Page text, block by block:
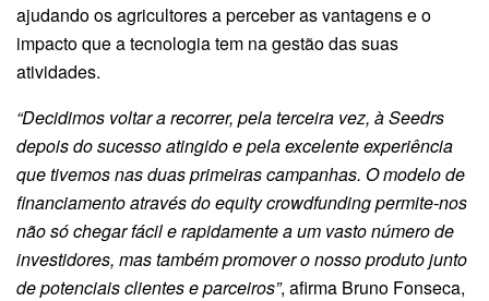
ajudando os agricultores a perceber as vantagens e o
impacto que a tecnologia tem na gestão das suas
atividades.
“Decidimos voltar a recorrer, pela terceira vez, à Seedrs
depois do sucesso atingido e pela excelente experiência
que tivemos nas duas primeiras campanhas. O modelo de
financiamento através do equity crowdfunding permite-nos
não só chegar fácil e rapidamente a um vasto número de
investidores, mas também promover o nosso produto junto
de potenciais clientes e parceiros”, afirma Bruno Fonseca,